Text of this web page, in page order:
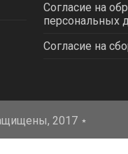
Согласие на
персональных
Согласие на
2017 ⋆